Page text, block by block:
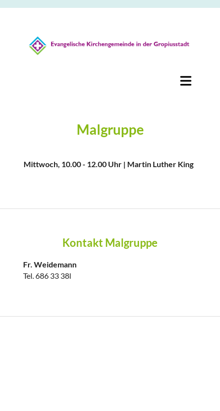
Malgruppe
Mittwoch, 10.00 - 12.00 Uhr | Martin Luther King
Kontakt Malgruppe
Fr. Weidemann
Tel. 686 33 38l